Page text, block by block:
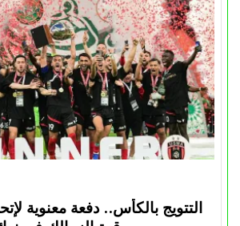
التتويج بالكأس.. دفعة معنوية